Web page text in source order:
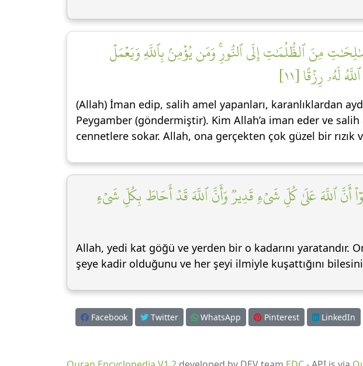
مِنَ ٱلظُّلُمَٰتِ إِلَى ٱلنُّورِۚ وَمَن يُؤۡمِنۢ بِٱللَّهِ وَيَعۡمَلۡ
رِزۡقًا [١١]
(Allah) İman edip, salih amel yapanları, karanlıklardan
Peygamber (göndermiştir). Kim Allah’a iman eder ve
cennetlere sokar. Allah, ona gerçekten çok güzel bir rızık
ٱللَّهَ عَلَىٰ كُلِّ شَيۡءٖ قَدِيرٞ وَأَنَّ ٱللَّهَ قَدۡ أَحَاطَ بِكُلِّ شَيۡءٍ
Allah, yedi kat göğü ve yerden bir o kadarını yaratandır.
şeye kadir olduğunu ve her şeyi ilmiyle kuşattığını
Facebook Twitter WhatsApp Pinterest LinkedIn